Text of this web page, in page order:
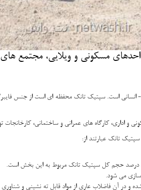
مسكونی و ویلایی، مجتمع های
است. سپتیک تانک محفظه ای است از جنس
اداری، کارگاه های عمرانی و ساختمانی،
تانک عبارتند از:
سازی می شود.